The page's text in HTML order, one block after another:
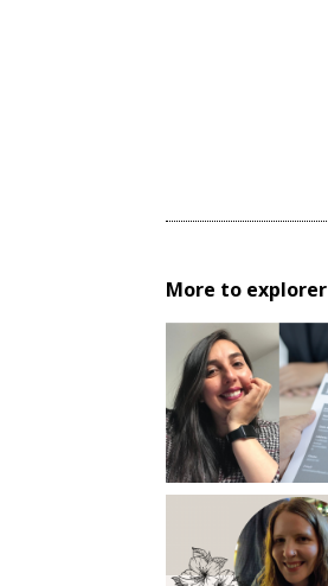
More to explorer